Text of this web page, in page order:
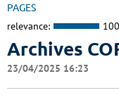
PAGES
relevance:
Archives
23/04/2025 16:23